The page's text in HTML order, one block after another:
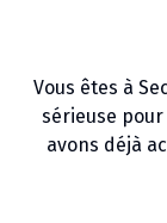
Vous êtes à
sérieuse
avons déjà